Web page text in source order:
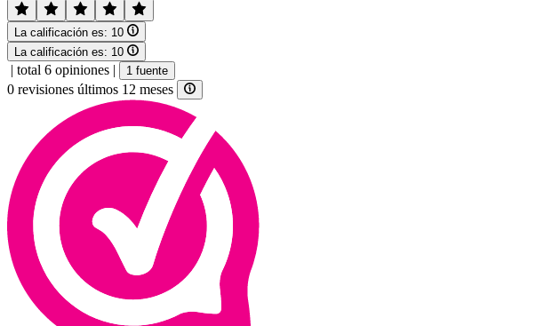
La calificación es: 10
La calificación es: 10
| total 6 opiniones | 1 fuente
0 revisiones últimos 12 meses